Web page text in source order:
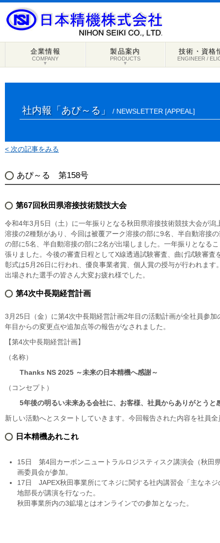
▼
企業情報
COMPANY
▼
製品案内
PRODUCTS
技術・資格
ENGINEER /
社内報「あぴ～る」 / NEWSLETTER [APPEAL]
< 次の記事をみる
あぴ～る 第158号
第67回秋田県溶接技術競技大会
令和4年3月5日（土）に一年振りとなる秋田県溶接技術競技大会が
溶接の2種類があり、今回は被覆アーク溶接の部に9名、半自動溶接
の部に5名、半自動溶接の部に2名が出場しました。一年振りとなる
張りました。今後の審査日程としてX線透過試験審査、曲げ試験審
彰式は5月26日に行われ、優良事業者賞、個人賞の授与が行われます
出場された選手の皆さん大変お疲れ様でした。
第4次中長期経営計画
3月25日（金）に第4次中長期経営計画2年目の活動計画が全社員参
年目からの変更点や追加点等の報告がなされました。
【第4次中長期経営計画】
（名称）
Thanks NS 2025 ～未来の日本精機へ感謝～
（コンセプト）
5年後の明るい未来ある会社に、お客様、社員からありがとうと
新しい活動へとスタートしていきます。今回報告された内容を社員
日本精機あれこれ
15日 第4回カーボンニュートラルロジスティスク講演会（秋田
画委員会が参加。
17日 JAPEX秋田事業所にてネジに関する社内講習会「主なネ
地部長が講演を行なった。
秋田事業所内の3鉱場とはオンラインでの参加となった。